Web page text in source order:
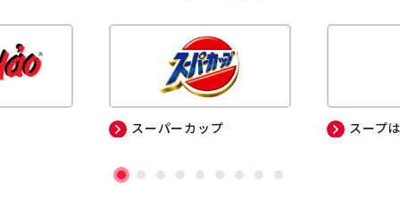
スーパーカップ スープ